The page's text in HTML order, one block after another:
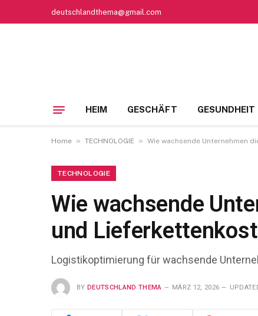
deutschlandthema@gmail.com
HEIM GESCHÄFT GESUNDHEIT
Home » TECHNOLOGIE » Wie wachsende Unternehmen
TECHNOLOGIE
Wie wachsende
und
Logistikoptimierung für wachsende
BY DEUTSCHLAND THEMA MÄRZ 12, 2026